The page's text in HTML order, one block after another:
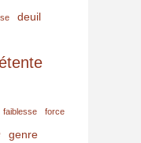
deuil
faiblesse force
genre